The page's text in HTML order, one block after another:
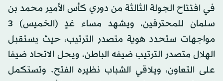
في افتتاح الجولة الثالثة من دوري كأس الأمير محمد بن
سلمان للمحترفين، ويشهد مساء غدٍ (الخميس) 3
مواجهات ستحدد هوية متصدر الترتيب، حيث يستقبل
الهلال متصدر الترتيب ضيفه الباطن، ويحل الاتحاد ضيفا
على التعاون، ويلاقي الشباب نظيره الفتح. وتستكمل